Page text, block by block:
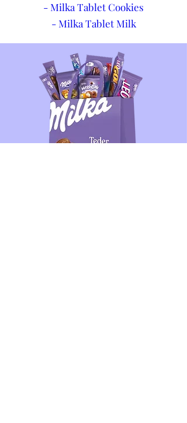
- Milka Tablet Cookies
- Milka Tablet Milk